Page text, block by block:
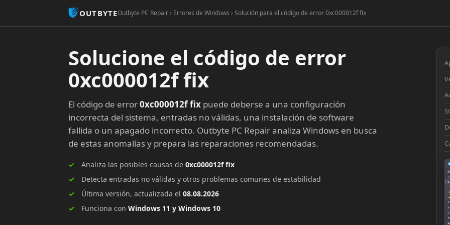
OUTBYTEOutbyte PC Repair › Errores de Windows › Solución para el código de error 0xc000012f fix
Solucione el código de error
0xc000012f fix
El código de error0xc000012f fix puede deberse a una configuración
incorrecta del sistema, entradas no válidas, una instalación de software
fallida o un apagado incorrecto. Outbyte PC Repair analiza Windows en busca
de estas anomalías y prepara las reparaciones recomendadas.
Analiza las posibles causas de 0xc000012f fix
Detecta entradas no válidas y otros problemas comunes de estabilidad
Última versión, actualizada el 08.08.2026
Funciona con Windows 11 y Windows 10
▦
□
◉
◔
■
⚙
●
◎
■
▣